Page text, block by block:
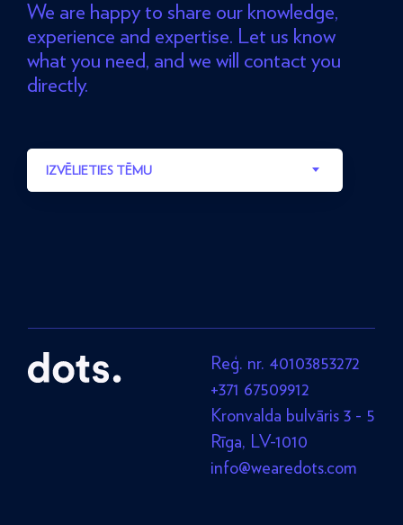
We are happy to share our knowledge,
experience and expertise. Let us know
what you need, and we will contact you
directly.
IZVĒLIETIES TĒMU
Reģ. nr. 40103853272
+371 67509912
Kronvalda bulvāris 3 - 5
Rīga, LV-1010
info@wearedots.com